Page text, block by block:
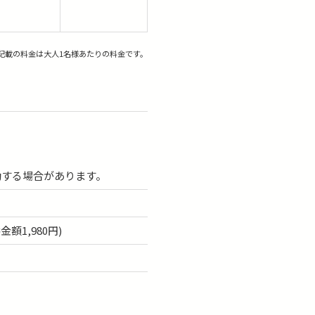
の料金は大人1名様あたりの料金です。
る場合があります。
額1,980円)